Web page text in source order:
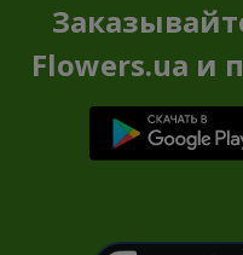
Flowers.ua и